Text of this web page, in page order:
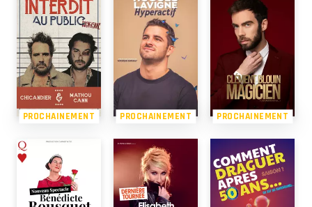
PROCHAINEMENT PROCHAINEMENT PROCHAINEMENT